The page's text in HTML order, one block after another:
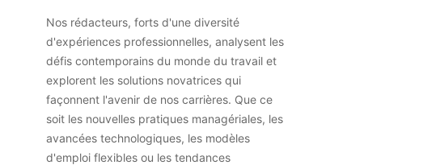
Nos rédacteurs, forts d'une diversité
d'expériences professionnelles, analysent les
défis contemporains du monde du travail et
explorent les solutions novatrices qui
façonnent l'avenir de nos carrières. Que ce
soit les nouvelles pratiques managériales, les
avancées technologiques, les modèles
d'emploi flexibles ou les tendances